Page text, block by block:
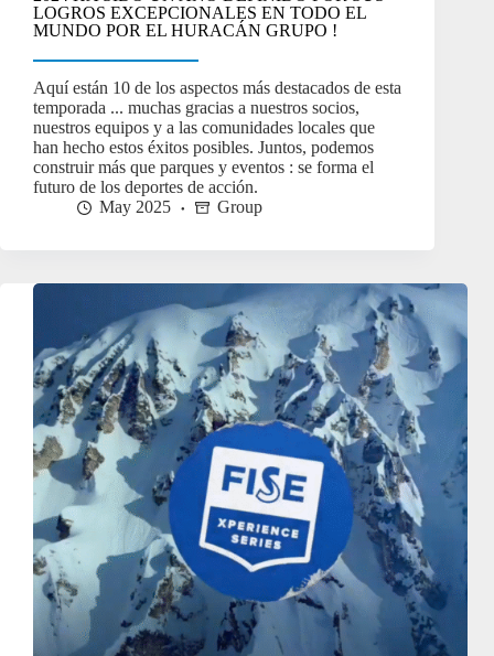
LOGROS EXCEPCIONALES EN TODO EL
MUNDO POR EL HURACÁN GRUPO !
Aquí están 10 de los aspectos más destacados de esta
temporada ... muchas gracias a nuestros socios,
nuestros equipos y a las comunidades locales que
han hecho estos éxitos posibles. Juntos, podemos
construir más que parques y eventos : se forma el
futuro de los deportes de acción.
May 2025
Group